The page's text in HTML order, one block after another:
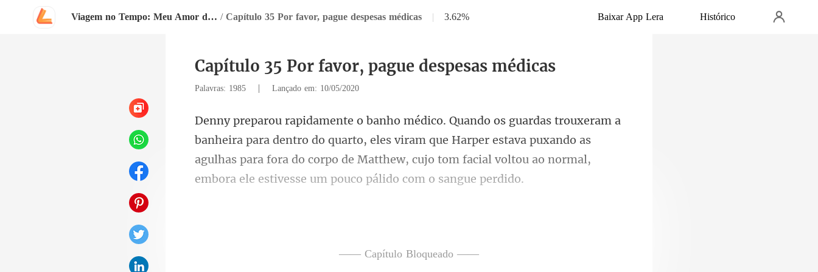
Viagem no Tempo: Meu Amor da Família Real / Capítulo 35 Por favor, pague despesas médicas | 3.62% Baixar App Lera Histórico
Capítulo 35 Por favor, pague despesas médicas
Palavras: 1985 | Lançado em: 10/05/2020
o do quarto, eles viram que Harper estava puxando as
agulhas para fora do corpo de Matthew,
—— Capítulo Bloqueado ——